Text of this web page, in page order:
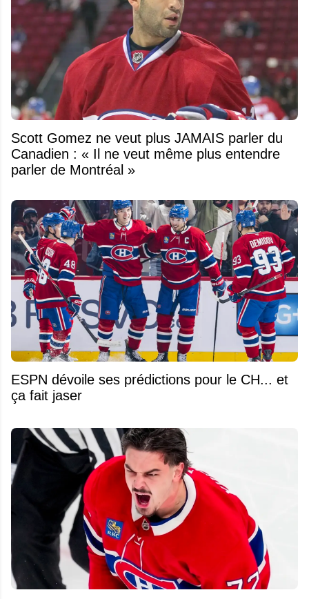
Scott Gomez ne veut plus JAMAIS parler du
Canadien : « Il ne veut même plus entendre
parler de Montréal »
ESPN dévoile ses prédictions pour le CH... et
ça fait jaser